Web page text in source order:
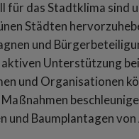
das Stadtklima sind
Städten
und
Unterstützung
und Organisationen
und Baumplantagen